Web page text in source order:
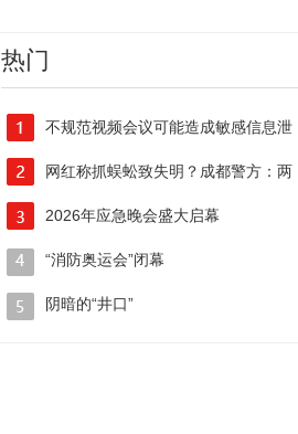
热门
不规范视频会议可能造成敏感信息泄
网红称抓蜈蚣致失明？成都警方：两
2026年应急晚会盛大启幕
“消防奥运会”闭幕
阴暗的“井口”